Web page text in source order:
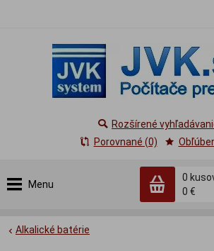
Menu
0
0 €
Rozšírené
Porovnané (0)
Alkalické batérie